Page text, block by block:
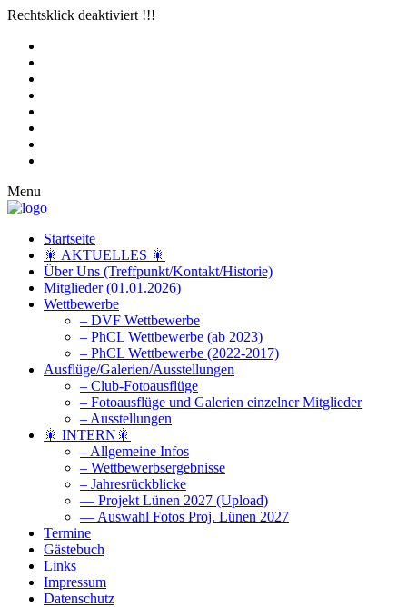
Rechtsklick deaktiviert !!!
Menu
Startseite
🎇 AKTUELLES 🎇
Über Uns (Treffpunkt/Kontakt/Historie)
Mitglieder (01.01.2026)
Wettbewerbe
– DVF Wettbewerbe
– PhCL Wettbewerbe (ab 2023)
– PhCL Wettbewerbe (2022-2017)
Ausflüge/Galerien/Ausstellungen
– Club-Fotoausflüge
– Fotoausflüge und Galerien einzelner Mitglieder
– Ausstellungen
🎇 INTERN🎇
– Allgemeine Infos
– Wettbewerbsergebnisse
– Jahresrückblicke
— Projekt Lünen 2027 (Upload)
— Auswahl Fotos Proj. Lünen 2027
Termine
Gästebuch
Links
Impressum
Datenschutz